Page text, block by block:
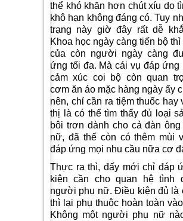
thể khó khăn hơn chút xíu do
khô hạn không đáng có. Tuy
trạng này giờ đây rất dễ
Khoa học ngày càng tiến bộ thì
của còn người ngày càng
ứng tối đa. Mà cái vụ đáp ứng
cảm xúc coi bộ còn quan
cơm ăn áo mặc hàng ngày ấy
nên, chỉ cần ra tiệm thuốc hay
thị là có thể tìm thấy đủ loại
bôi trơn dành cho cả đàn
nữ, đã thế còn có thêm mùi
đáp ứng mọi nhu cầu nữa cơ
Thực ra thì, đấy mới chỉ đáp
kiện cần cho quan hệ tình
người phụ nữ. Điều kiện đủ là
thì lại phụ thuộc hoàn toàn
Không một người phụ nữ